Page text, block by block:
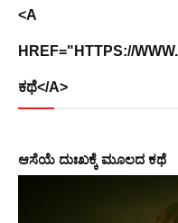
<A
HREF="HTTPS://
ಕಥೆ</A>
ಆಸೆಯೆ ದುಃಖಕ್ಕೆ ಮೂಲದ ಕಥೆ